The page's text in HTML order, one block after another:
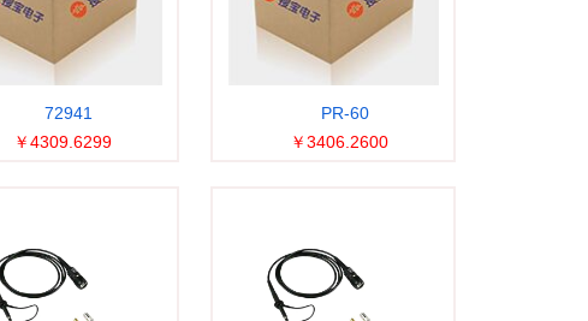
72941
￥4309.6299
PR-60
￥3406.2600